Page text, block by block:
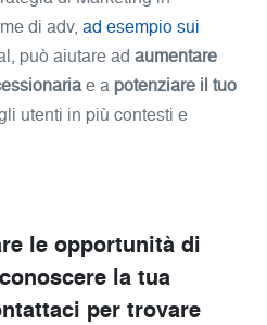
di adv, ad esempio sui
può aiutare ad aumentare
e a potenziare il tuo
utenti in più contesti e
le opportunità di
la tua
per trovare